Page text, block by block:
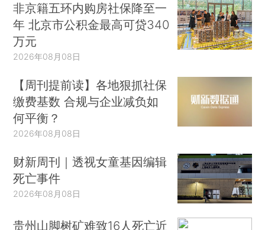
非京籍五环内购房社保降至一
年 北京市公积金最高可贷340
万元
2026年08月08日
【周刊提前读】各地狠抓社保
缴费基数 合规与企业减负如
何平衡？
2026年08月08日
财新周刊｜透视女童基因编辑
死亡事件
2026年08月08日
贵州山脚树矿难致16人死亡近